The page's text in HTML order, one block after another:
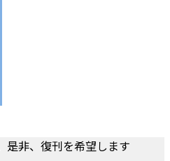
是非、復刊を希望します